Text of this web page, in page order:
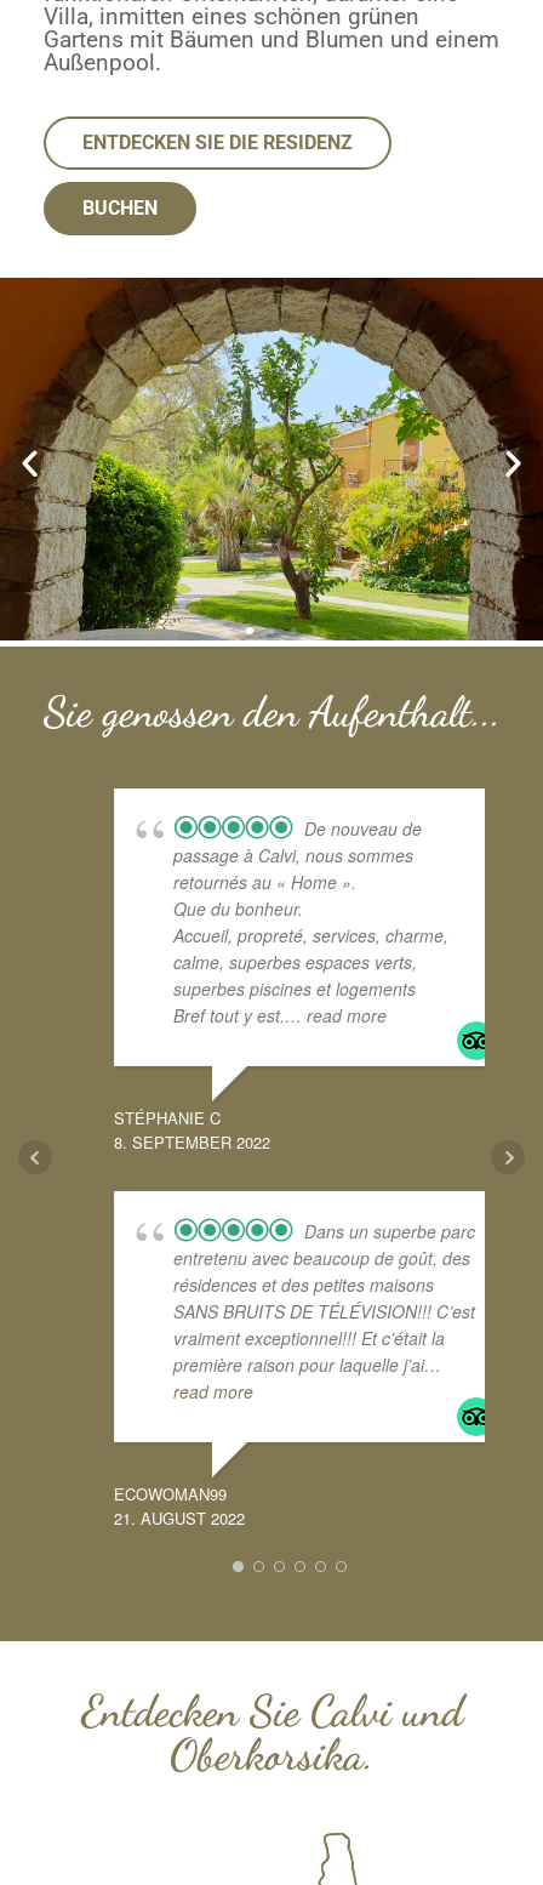
Villa, inmitten eines schönen grünen
Gartens mit Bäumen und Blumen und einem
Außenpool.
ENTDECKEN SIE DIE RESIDENZ
BUCHEN
Sie genossen den Aufenthalt...
De nouveau de
passage à Calvi, nous sommes
retournés au « Home ».
Que du bonheur.
Accueil, propreté, services, charme,
calme, superbes espaces verts,
superbes piscines et logements
Bref tout y est.… read more
STÉPHANIE C
8. SEPTEMBER 2022
Dans un superbe parc
entretenu avec beaucoup de goût, des
résidences et des petites maisons
SANS BRUITS DE TÉLÉVISION!!! C’est
vraiment exceptionnel!!! Et c’était la
première raison pour laquelle j’ai…
read more
ECOWOMAN99
21. AUGUST 2022
Entdecken Sie Calvi und
Oberkorsika.